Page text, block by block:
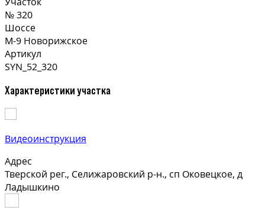
№ 320
Шоссе
М-9 Новорижское
Артикул
SYN_52_320
Характеристики участка
Видеоинструкция
Адрес
Тверской рег., Селижаровский р-н., сп Оковецкое, д
Ладышкино